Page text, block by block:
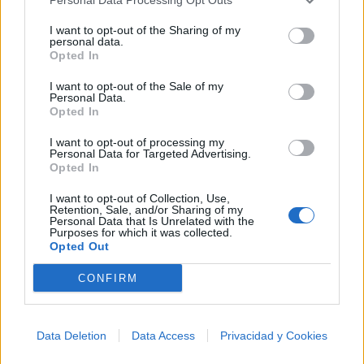
I want to opt-out of the Sharing of my
personal data.
Opted In
I want to opt-out of the Sale of my
Personal Data.
Opted In
I want to opt-out of processing my
Personal Data for Targeted Advertising.
Opted In
I want to opt-out of Collection, Use,
Retention, Sale, and/or Sharing of my
Personal Data that Is Unrelated with the
Purposes for which it was collected.
Opted Out
CONFIRM
Data Deletion Data Access Privacidad y Cookies
+ Raimundos
Discografía Biografía
Añadir Letra
Ranking de Raimundos
Raimundos no está entre los 500 artistas más
apoyados y visitados de esta semana.
¿Apoyar a Raimundos?
0
Ranking de Raimundos TOP Música